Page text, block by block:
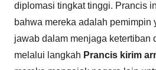
diplomasi tingkat tinggi. Prancis
bahwa mereka adalah pemimpin
jawab dalam menjaga ketertiban
melalui langkah Prancis kirim